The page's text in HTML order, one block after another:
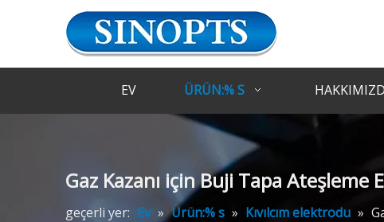
EV ÜRÜN:% S
Gaz Kazanı için Buji Tapa Ateşleme
geçerli yer: Ev » Ürün:% s » Kıvılcım elektrodu »